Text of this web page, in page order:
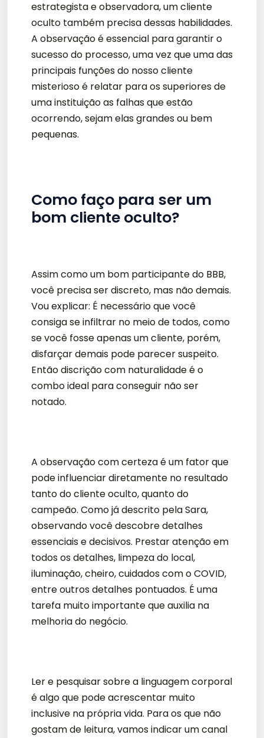
estrategista e observadora, um cliente
oculto também precisa dessas habilidades.
A observação é essencial para garantir o
sucesso do processo, uma vez que uma das
principais funções do nosso cliente
misterioso é relatar para os superiores de
uma instituição as falhas que estão
ocorrendo, sejam elas grandes ou bem
pequenas.
Como faço para ser um
bom cliente oculto?
Assim como um bom participante do BBB,
você precisa ser discreto, mas não demais.
Vou explicar: É necessário que você
consiga se infiltrar no meio de todos, como
se você fosse apenas um cliente, porém,
disfarçar demais pode parecer suspeito.
Então discrição com naturalidade é o
combo ideal para conseguir não ser
notado.
A observação com certeza é um fator que
pode influenciar diretamente no resultado
tanto do cliente oculto, quanto do
campeão. Como já descrito pela Sara,
observando você descobre detalhes
essenciais e decisivos. Prestar atenção em
todos os detalhes, limpeza do local,
iluminação, cheiro, cuidados com o COVID,
entre outros detalhes pontuados. É uma
tarefa muito importante que auxilia na
melhoria do negócio.
Ler e pesquisar sobre a linguagem corporal
é algo que pode acrescentar muito
inclusive na própria vida. Para os que não
gostam de leitura, vamos indicar um canal